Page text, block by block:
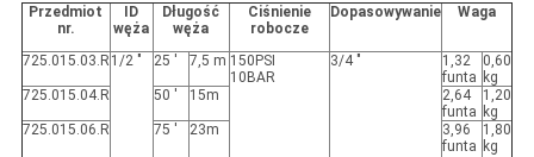
Przedmiot
nr.
ID
węża
Długość
węża
Ciśnienie
robocze
Dopasowywanie Waga
725.015.03.R 1/2 " 25 ' 7,5 m 150PSI
10BAR
3/4 "
1,32
funta
0,60
kg
725.015.04.R
50 ' 15m
2,64
funta
1,20
kg
725.015.06.R
75 ' 23m
3,96
funta
1,80
kg